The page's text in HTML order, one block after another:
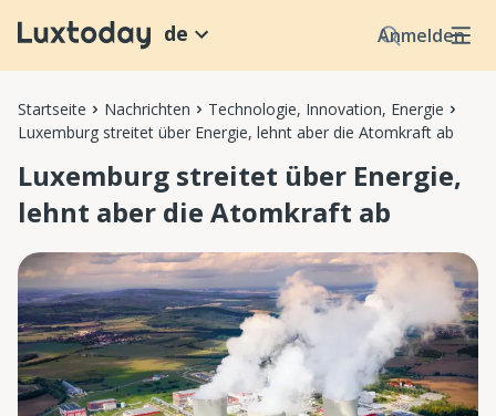
Anmelden
de
Startseite Nachrichten
Technologie, Innovation, Energie
Luxemburg streitet über Energie, lehnt aber die Atomkraft ab
Luxemburg streitet über Energie,
lehnt aber die Atomkraft ab